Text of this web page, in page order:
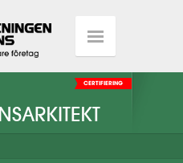
CERTIFIERING